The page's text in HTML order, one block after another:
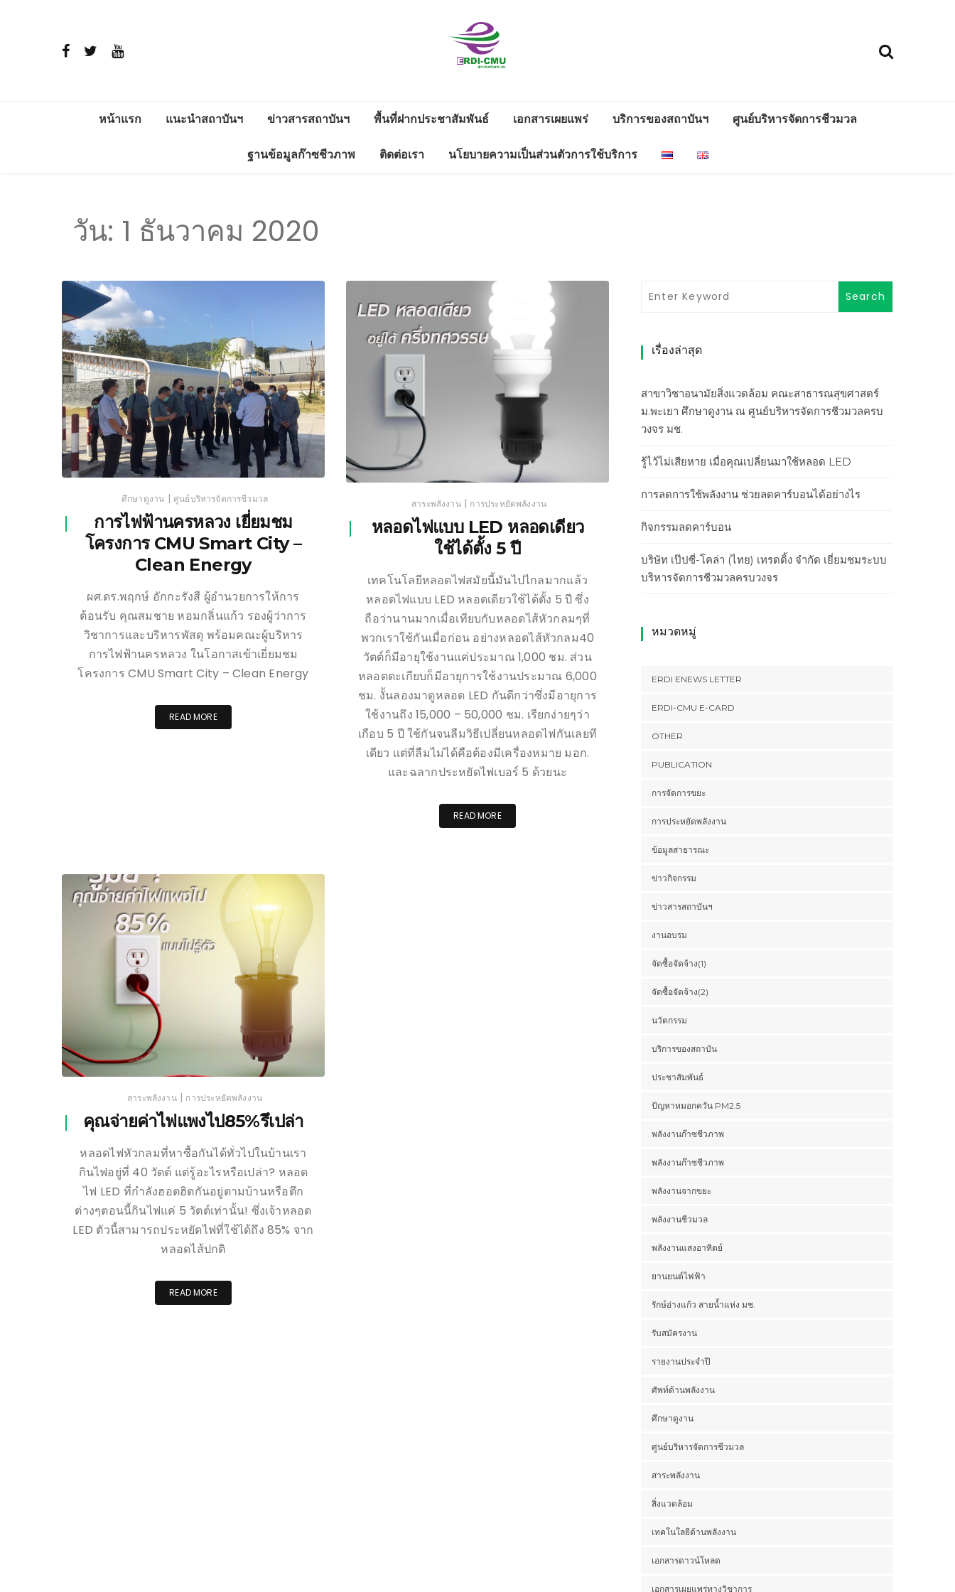
และพัฒนา
พลังงานนคร
เชียงใหม่
หน้าแรก
แนะนำสถาบันฯ
ผู้บริหาร
ข่าวสารสถาบันฯ
สาระพลังงาน
ERDI ENEWS LETTER
พื้นที่ฝากประชาสัมพันธ์ เอกสารเผยแพร่
ดาวน์โหลด
บริการของสถาบันฯ ศูนย์บริหารจัดการชีวมวล
ฐานข้อมูลก๊าซชีวภาพ ติดต่อเรา นโยบายความเป็นส่วนตัวการใช้บริการ
วัน: 1 ธันวาคม 2020
ศึกษาดูงาน | ศูนย์บริหารจัดการชีวมวล
การไฟฟ้านครหลวง เยี่ยมชม
โครงการ CMU Smart City –
Clean Energy
ผศ.ดร.พฤกษ์ อักกะรังสี ผู้อำนวยการให้การ
ต้อนรับ คุณสมชาย หอมกลิ่นแก้ว รองผู้ว่าการ
วิชาการและบริหารพัสดุ พร้อมคณะผู้บริหาร
การไฟฟ้านครหลวง ในโอกาสเข้าเยี่ยมชม
โครงการ CMU Smart City – Clean Energy
READ MORE
สาระพลังงาน | การประหยัดพลังงาน
หลอดไฟแบบ LED หลอดเดียว
ใช้ได้ตั้ง 5 ปี
เทคโนโลยีหลอดไฟสมัยนี้มันไปไกลมากแล้ว
หลอดไฟแบบ LED หลอดเดียวใช้ได้ตั้ง 5 ปี ซึ่ง
ถือว่านานมากเมื่อเทียบกับหลอดไส้หัวกลมๆที่
พวกเราใช้กันเมื่อก่อน อย่างหลอดไส้หัวกลม40
วัตต์ก็มีอายุใช้งานแค่ประมาณ 1,000 ชม. ส่วน
หลอดตะเกียบก็มีอายุการใช้งานประมาณ 6,000
ชม. งั้นลองมาดูหลอด LED กันดีกว่าซึ่งมีอายุการ
ใช้งานถึง 15,000 – 50,000 ชม. เรียกง่ายๆว่า
เกือบ 5 ปี ใช้กันจนลืมวิธีเปลี่ยนหลอดไฟกันเลยที
เดียว แต่ที่ลืมไม่ได้คือต้องมีเครื่องหมาย มอก.
และฉลากประหยัดไฟเบอร์ 5 ด้วยนะ
READ MORE
สาระพลังงาน | การประหยัดพลังงาน
คุณจ่ายค่าไฟแพงไป85%รึเปล่า
หลอดไฟหัวกลมที่หาซื้อกันได้ทั่วไปในบ้านเรา
กินไฟอยู่ที่ 40 วัตต์ แต่รู้อะไรหรือเปล่า? หลอด
ไฟ LED ที่กำลังฮอตฮิตกันอยู่ตามบ้านหรือตึก
ต่างๆตอนนี้กินไฟแค่ 5 วัตต์เท่านั้น! ซึ่งเจ้าหลอด
LED ตัวนี้สามารถประหยัดไฟที่ใช้ได้ถึง 85% จาก
หลอดไส้ปกติ
READ MORE
เรื่องล่าสุด
สาขาวิชาอนามัยสิ่งแวดล้อม คณะสาธารณสุขศาสตร์
ม.พะเยา ศึกษาดูงาน ณ ศูนย์บริหารจัดการชีวมวลครบ
วงจร มช.
รู้ไว้ไม่เสียหาย เมื่อคุณเปลี่ยนมาใช้หลอด LED
การลดการใช้พลังงาน ช่วยลดคาร์บอนได้อย่างไร
กิจกรรมลดคาร์บอน
บริษัท เป๊ปซี่-โคล่า (ไทย) เทรดดิ้ง จำกัด เยี่ยมชมระบบ
บริหารจัดการชีวมวลครบวงจร
หมวดหมู่
ERDI ENEWS LETTER
ERDI-CMU E-CARD
OTHER
PUBLICATION
การจัดการขยะ
การประหยัดพลังงาน
ข้อมูลสาธารณะ
ข่าวกิจกรรม
ข่าวสารสถาบันฯ
งานอบรม
จัดซื้อจัดจ้าง(1)
จัดซื้อจัดจ้าง(2)
นวัตกรรม
บริการของสถาบัน
ประชาสัมพันธ์
ปัญหาหมอกควัน PM2.5
พลังงานก๊าซชีวภาพ
พลังงานก๊าซชีวภาพ
พลังงานจากขยะ
พลังงานชีวมวล
พลังงานแสงอาทิตย์
ยานยนต์ไฟฟ้า
รักษ์อ่างแก้ว สายน้ำแห่ง มช.
รับสมัครงาน
รายงานประจำปี
ศัพท์ด้านพลังงาน
ศึกษาดูงาน
ศูนย์บริหารจัดการชีวมวล
สาระพลังงาน
สิ่งแวดล้อม
เทคโนโลยีด้านพลังงาน
เอกสารดาวน์โหลด
เอกสารเผยแพร่ทางวิชาการ